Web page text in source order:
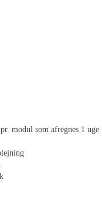
modul som afregnes 1